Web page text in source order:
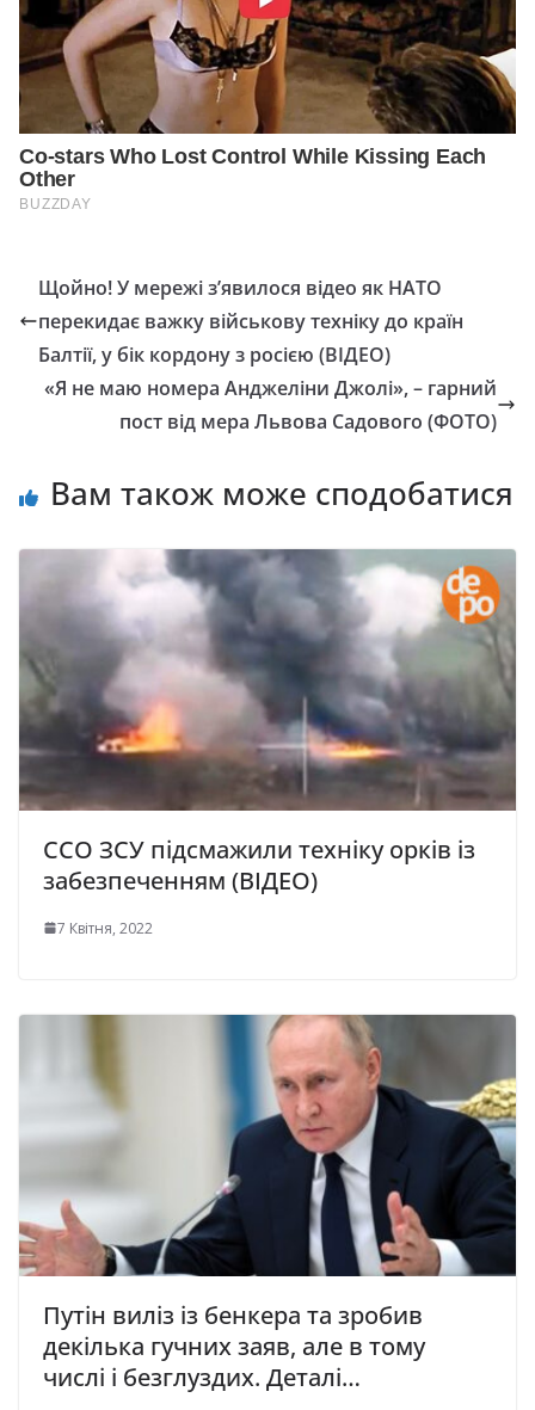
Щойно! У мережі з’явилося відео як НАТО
перекидає важку військову техніку до країн
Балтії, у бік кордону з росією (ВІДЕО)
«Я не маю номера Анджеліни Джолі», – гарний
пост від мера Львова Садового (ФОТО)
Вам також може сподобатися
ССО ЗСУ підсмажили техніку орків із
забезпеченням (ВІДЕО)
7 Квітня, 2022
Путін виліз із бенкера та зробив
декілька гучних заяв, але в тому
числі і безглуздих. Деталі…